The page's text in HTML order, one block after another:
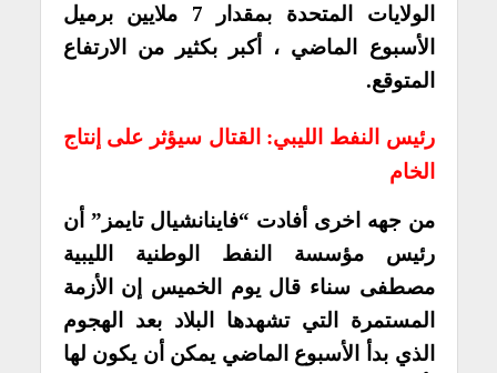
الولايات المتحدة بمقدار 7 ملايين برميل
الأسبوع الماضي ، أكبر بكثير من الارتفاع
المتوقع.
رئيس النفط الليبي: القتال سيؤثر على إنتاج
الخام
من جهه اخرى أفادت “فاينانشيال تايمز” أن
رئيس مؤسسة النفط الوطنية الليبية
مصطفى سناء قال يوم الخميس إن الأزمة
المستمرة التي تشهدها البلاد بعد الهجوم
الذي بدأ الأسبوع الماضي يمكن أن يكون لها